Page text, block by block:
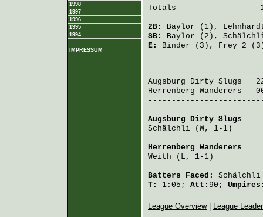
1998
1997
1996
1995
1994
IMPRESSUM
Totals
2B: Baylor (1),
SB: Baylor (2),
E: Binder (3), Frey 2
Augsburg Dirty Slugs
Herrenberg Wanderers
Augsburg Dirty Slugs
Schälchli (W, 1-1)
Herrenberg Wanderers
Weith (L, 1-1)
Batters Faced: Schälchli
T:
1:05; Att: 90;
League Overview| League